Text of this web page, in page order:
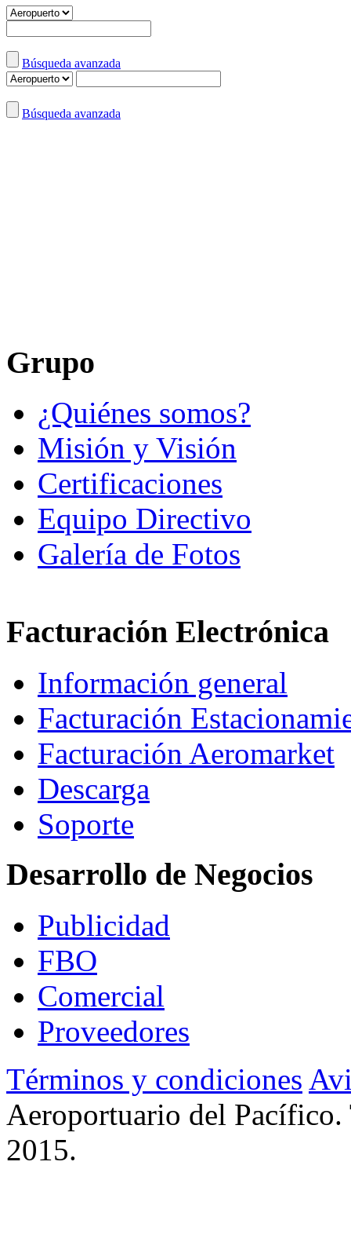
Búsqueda avanzada
Búsqueda avanzada
Grupo
¿Quiénes somos?
Misión y Visión
Certificaciones
Equipo Directivo
Galería de Fotos
Facturación Electrónica
Información general
Facturación
Facturación Aeromarket
Descarga
Soporte
Desarrollo de Negocios
Publicidad
FBO
Comercial
Proveedores
Términos y condiciones
Aeroportuario del Pacífico.
2015.